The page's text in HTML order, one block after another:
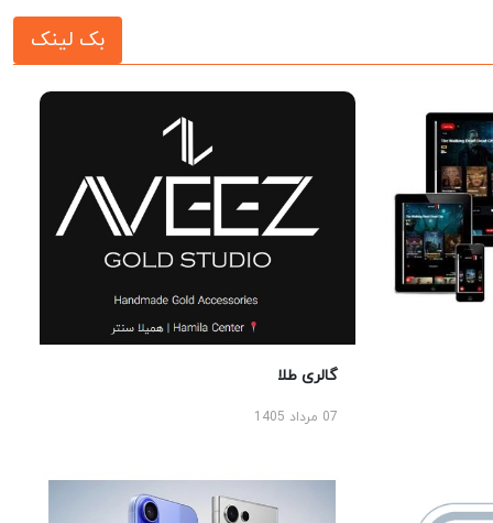
بک لینک
گالری طلا
07 مرداد 1405